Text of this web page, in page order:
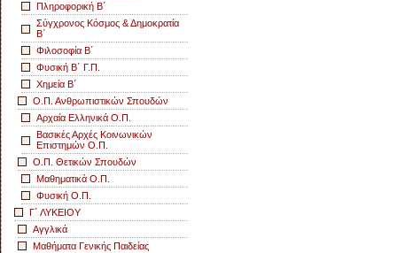
Πληροφορική Β΄
Σύγχρονος Κόσμος & Δημοκρατία
Β΄
Φιλοσοφία Β΄
Φυσική Β΄ Γ.Π.
Χημεία Β΄
Ο.Π. Ανθρωπιστικών Σπουδών
Αρχαία Ελληνικά Ο.Π.
Βασικές Αρχές Κοινωνικών
Επιστημών Ο.Π.
Ο.Π. Θετικών Σπουδών
Μαθηματικά Ο.Π.
Φυσική Ο.Π.
Γ΄ ΛΥΚΕΙΟΥ
Αγγλικά
Μαθήματα Γενικής Παιδείας